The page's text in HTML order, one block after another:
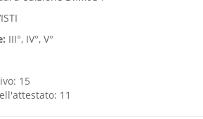
III°, IV°, V°
15
11